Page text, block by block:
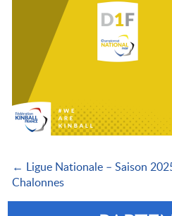
← Ligue Nationale – Saison
Chalonnes